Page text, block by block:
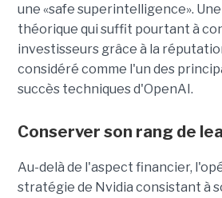
une «safe superintelligence».
théorique qui suffit pourtant à
investisseurs grâce à la
considéré comme l'un des
succès techniques d'OpenAI.
Conserver son rang de
Au-delà de l'aspect financier,
stratégie de Nvidia consistant à